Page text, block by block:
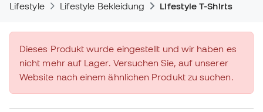
Lifestyle Lifestyle Bekleidung Lifestyle T-Shirts
Dieses Produkt wurde eingestellt und wir haben es
nicht mehr auf Lager. Versuchen Sie, auf unserer
Website nach einem ähnlichen Produkt zu suchen.